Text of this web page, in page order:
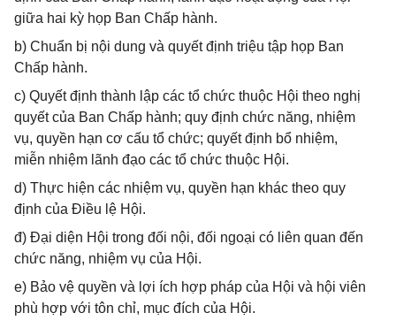
giữa hai kỳ họp Ban Chấp hành.
b) Chuẩn bị nội dung và quyết định triệu tập họp Ban
Chấp hành.
c) Quyết định thành lập các tổ chức thuộc Hội theo nghị
quyết của Ban Chấp hành; quy định chức năng, nhiệm
vụ, quyền hạn cơ cấu tổ chức; quyết định bổ nhiệm,
miễn nhiệm lãnh đạo các tổ chức thuộc Hội.
d) Thực hiện các nhiệm vụ, quyền hạn khác theo quy
định của Điều lệ Hội.
đ) Đại diện Hội trong đối nội, đối ngoại có liên quan đến
chức năng, nhiệm vụ của Hội.
e) Bảo vệ quyền và lợi ích hợp pháp của Hội và hội viên
phù hợp với tôn chỉ, mục đích của Hội.